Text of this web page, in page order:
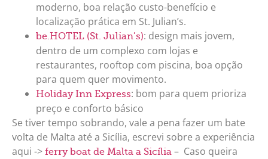
moderno, boa relação custo-benefício e
localização prática em St. Julian’s.​
be.HOTEL (St. Julian’s): design mais jovem,
dentro de um complexo com lojas e
restaurantes, rooftop com piscina, boa opção
para quem quer movimento.​
Holiday Inn Express: bom para quem prioriza
preço e conforto básico​
Se tiver tempo sobrando, vale a pena fazer um bate
volta de Malta até a Sicília, escrevi sobre a experiência
aqui -> ferry boat de Malta a Sicília – Caso queira